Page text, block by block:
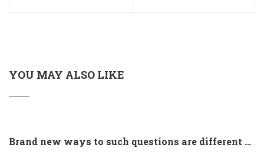
YOU MAY ALSO LIKE
Brand new ways to such questions are different of legislation to help you jurisdiction